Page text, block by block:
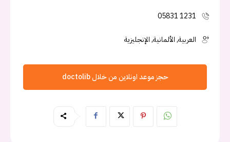
05831 1231
العربية, الألمانية, الإنجليزية
حجز موعد اونلاين من خلال doctolib